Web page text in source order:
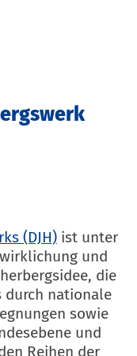
(DJH) ist unter
und
die
durch nationale
sowie
und
Reihen der